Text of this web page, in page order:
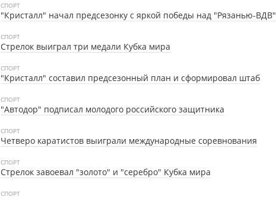
СПОРТ
"Кристалл" начал предсезонку с яркой победы над "Рязанью-ВДВ"
СПОРТ
Стрелок выиграл три медали Кубка мира
СПОРТ
"Кристалл" составил предсезонный план и сформировал штаб
СПОРТ
"Автодор" подписал молодого российского защитника
СПОРТ
Четверо каратистов выиграли международные соревнования
СПОРТ
Стрелок завоевал "золото" и "серебро" Кубка мира
СПОРТ